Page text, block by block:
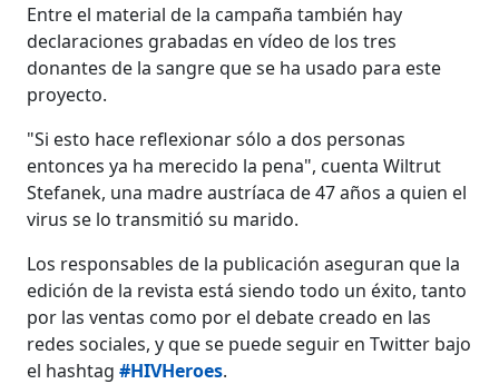
Entre el material de la campaña también hay
declaraciones grabadas en vídeo de los tres
donantes de la sangre que se ha usado para este
proyecto.
"Si esto hace reflexionar sólo a dos personas
entonces ya ha merecido la pena", cuenta Wiltrut
Stefanek, una madre austríaca de 47 años a quien el
virus se lo transmitió su marido.
Los responsables de la publicación aseguran que la
edición de la revista está siendo todo un éxito, tanto
por las ventas como por el debate creado en las
redes sociales, y que se puede seguir en Twitter bajo
el hashtag#HIVHeroes.